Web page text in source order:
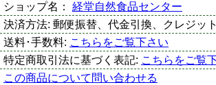
ショップ名： 経堂自然食品センター
決済方法: 郵便振替、代金引換、クレジッ
送料･手数料: こちらをご覧下さい
特定商取引法に基づく表記: こちらをご覧
この商品について問い合わせる